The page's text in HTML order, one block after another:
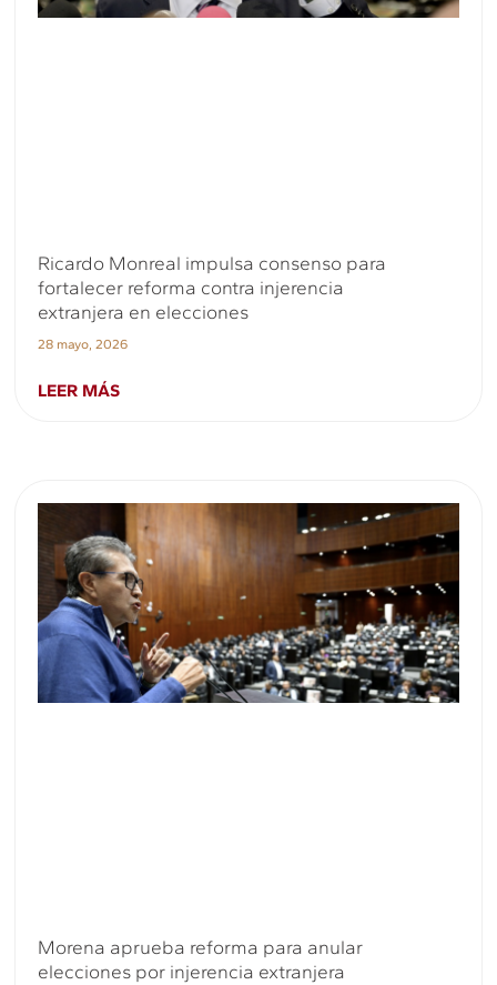
Ricardo Monreal impulsa consenso para
fortalecer reforma contra injerencia
extranjera en elecciones
28 mayo, 2026
LEER MÁS
Morena aprueba reforma para anular
elecciones por injerencia extranjera